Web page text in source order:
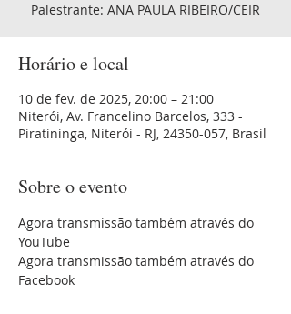
Palestrante: ANA PAULA RIBEIRO/CEIR
Horário e local
10 de fev. de 2025, 20:00 – 21:00
Niterói, Av. Francelino Barcelos, 333 -
Piratininga, Niterói - RJ, 24350-057, Brasil
Sobre o evento
Agora transmissão também através do
YouTube
Agora transmissão também através do
Facebook